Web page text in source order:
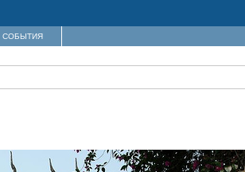
СОБЫТИЯ